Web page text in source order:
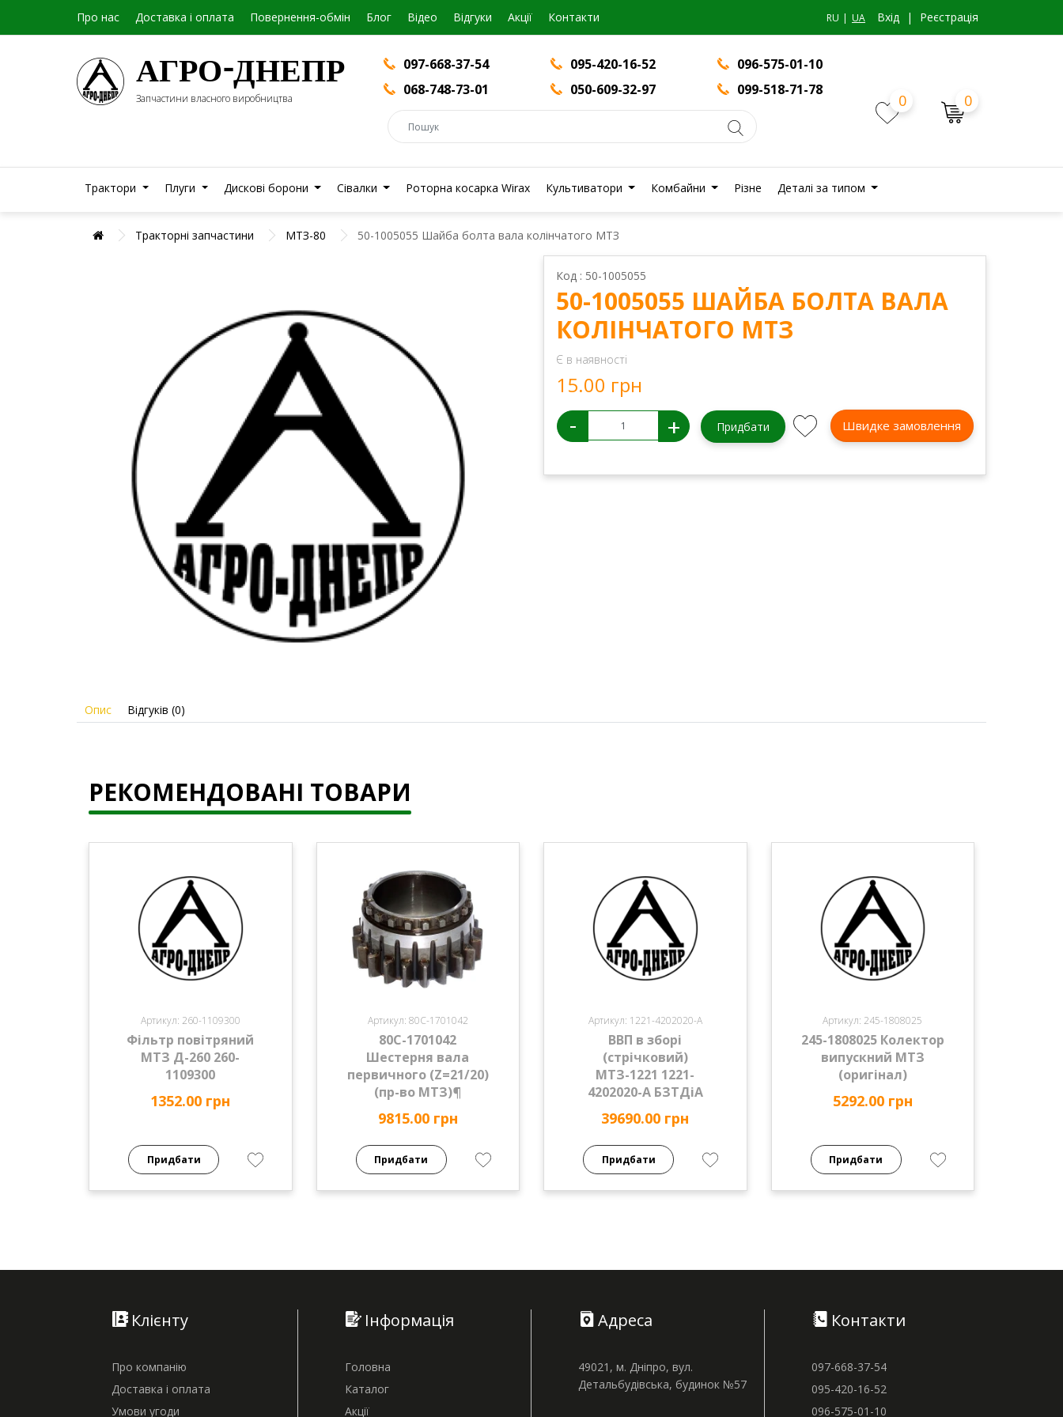
Про нас Доставка і оплата Повернення-обмін Блог Вiдео Відгуки Акції Контакти RU UA Вхiд | Реєстрація
АГРО-ДНЕПР
Запчастини власного виробництва
097-668-37-54 095-420-16-52
096-575-01-10
068-748-73-01
050-609-32-97 099-518-71-78
0 0
Трактори Плуги Дискові борони Сівалки Роторна косарка Wirax Культиватори Комбайни Різне Деталі за типом
Тракторні запчастини МТЗ-80 50-1005055 Шайба болта вала колінчатого МТЗ
Код : 50-1005055
50-1005055 ШАЙБА БОЛТА ВАЛА
КОЛІНЧАТОГО МТЗ
Є в наявності
15.00 грн
- + Придбати Швидке замовлення
Опис Відгуків (0)
РЕКОМЕНДОВАНІ ТОВАРИ
Артикул: 260-1109300
Фільтр повітряний
МТЗ Д-260 260-
1109300
1352.00 грн
Придбати
Артикул: 80С-1701042
80С-1701042
Шестерня вала
первичного (Z=21/20)
(пр-во МТЗ)¶
9815.00 грн
Придбати
Артикул: 1221-4202020-А
ВВП в зборі
(стрічковий)
МТЗ-1221 1221-
4202020-А БЗТДіА
39690.00 грн
Придбати
Артикул: 245-1808025
245-1808025 Колектор
випускний МТЗ
(оригінал)
5292.00 грн
Придбати
Клієнту
Про компанію
Доставка і оплата
Умови угоди
Інформація
Головна
Каталог
Акції
Адреса
49021, м. Дніпро, вул.
Детальбудівська, будинок №57
Контакти
097-668-37-54
095-420-16-52
096-575-01-10